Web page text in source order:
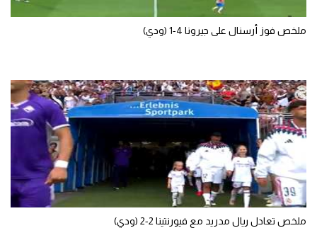
القسم الثاني
رياضات أخرى
أمم إفريقيا
كرة السلة الأمريكية
كرة سلة
كرة يد
ملخص فوز أرسنال على جيرونا 4-1 (ودي)
ملخص تعادل ريال مدريد مع فيورنتينا 2-2 (ودي)